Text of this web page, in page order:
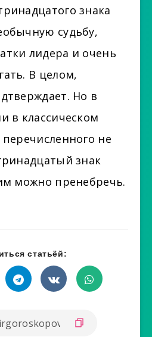
знака
судьбу,
лидера и очень
В целом,
Но в
в классическом
перечисленного не
знак
можно пренебречь.
статьёй: